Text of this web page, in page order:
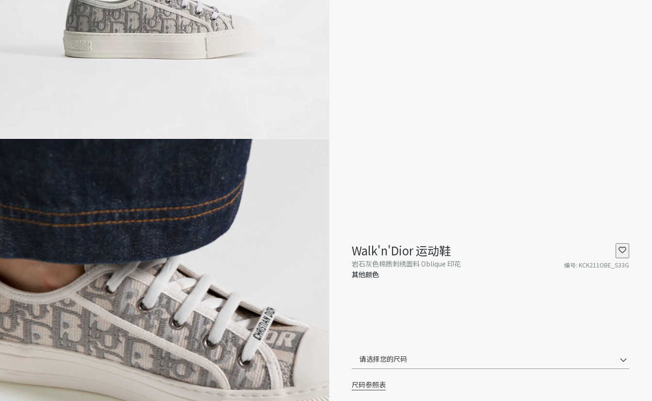
Walk'n'Dior 运动鞋
岩石灰色棉质刺绣面料 Oblique 印花 编号: KCK211OBE_S33G
其他颜色
请选择您的尺码
尺码参照表